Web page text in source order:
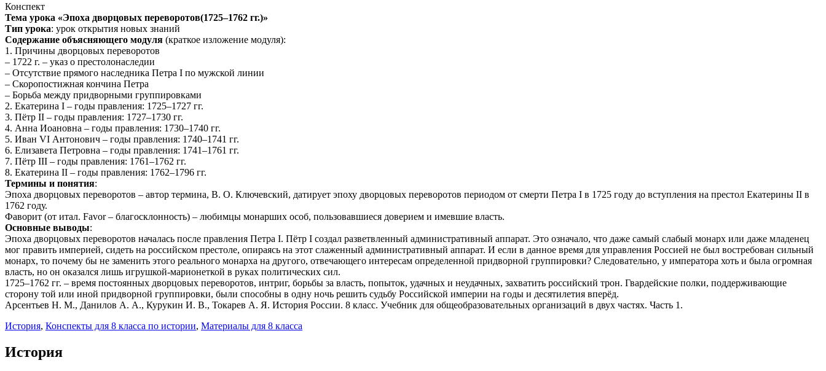
Конспект
Тема урока «Эпоха дворцовых переворотов(1725–1762 гг.)»
Тип урока: урок открытия новых знаний
Содержание объясняющего модуля (краткое изложение модуля):
1. Причины дворцовых переворотов
– 1722 г. – указ о престолонаследии
– Отсутствие прямого наследника Петра I по мужской линии
– Скоропостижная кончина Петра
– Борьба между придворными группировками
2. Екатерина I – годы правления: 1725–1727 гг.
3. Пётр II – годы правления: 1727–1730 гг.
4. Анна Иоановна – годы правления: 1730–1740 гг.
5. Иван VI Антонович – годы правления: 1740–1741 гг.
6. Елизавета Петровна – годы правления: 1741–1761 гг.
7. Пётр III – годы правления: 1761–1762 гг.
8. Екатерина II – годы правления: 1762–1796 гг.
Термины и понятия:
Эпоха дворцовых переворотов – автор термина, В. О. Ключевский, датирует эпоху дворцовых переворотов периодом от смерти Петра I в 1725 году до вступления на престол Екатерины II в
1762 году.
Фаворит (от итал. Favor – благосклонность) – любимцы монарших особ, пользовавшиеся доверием и имевшие власть.
Основные выводы:
Эпоха дворцовых переворотов началась после правления Петра I. Пётр I создал разветвленный административный аппарат. Это означало, что даже самый слабый монарх или даже младенец
мог править империей, сидеть на российском престоле, опираясь на этот слаженный административный аппарат. И если в данное время для управления Россией не был востребован сильный
монарх, то почему бы не заменить этого реального монарха на другого, отвечающего интересам определенной придворной группировки? Следовательно, у императора хоть и была огромная
власть, но он оказался лишь игрушкой-марионеткой в руках политических сил.
1725–1762 гг. – время постоянных дворцовых переворотов, интриг, борьбы за власть, попыток, удачных и неудачных, захватить российский трон. Гвардейские полки, поддерживающие
сторону той или иной придворной группировки, были способны в одну ночь решить судьбу Российской империи на годы и десятилетия вперёд.
Арсентьев Н. М., Данилов А. А., Курукин И. В., Токарев А. Я. История России. 8 класс. Учебник для общеобразовательных организаций в двух частях. Часть 1.
История, Конспекты для 8 класса по истории, Материалы для 8 класса
История